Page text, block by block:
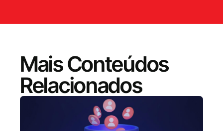
Mais Conteúdos
Relacionados